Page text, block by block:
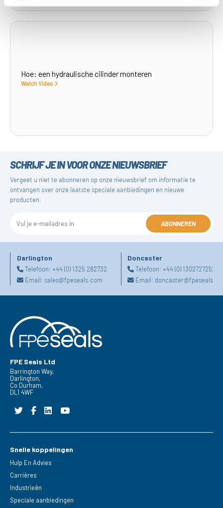
Hoe: een hydraulische cilinder monteren
Watch Video
SCHRIJF JE IN VOOR ONZE NIEUWSBRIEF
Vergeet u niet te abonneren op onze nieuwsbrief om informatie te
ontvangen over onze laatste speciale aanbiedingen en nieuwe
producten.
ABONNEREN
Darlington
Telefoon: +44 (0) 1325 282732
Email: sales@fpeseals.com
Doncaster
Telefoon:+44 (0) 1302727252
Email:
FPE Seals Ltd
Barrington Way,
Darlington,
Co Durham,
DL1 4WF
Snelle koppelingen
Hulp En Advies
Carrières
Industrieën
Speciale aanbiedingen